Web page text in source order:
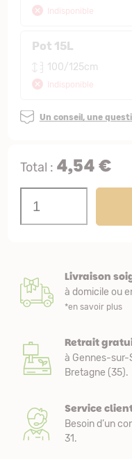
Indisponible
Pot 15L
100/125cm
Indisponible
Un conseil, une
Total : 4,54 €
Livraison
à domicile ou
*en savoir plus
Retrait
à Gennes-
Bretagne (35).
Service
Besoin d’un
31.